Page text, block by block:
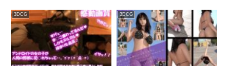
ーが出社できずピンチヒッ
ター！スケベ掃除ロボによ
る盗撮！10本セット］｜
d_449344│ Libido-Labo
や）」のグラドル撮影風写
真集:Gradol_01｜
d_285489│ Libido-Labo
3DCG 3DCG